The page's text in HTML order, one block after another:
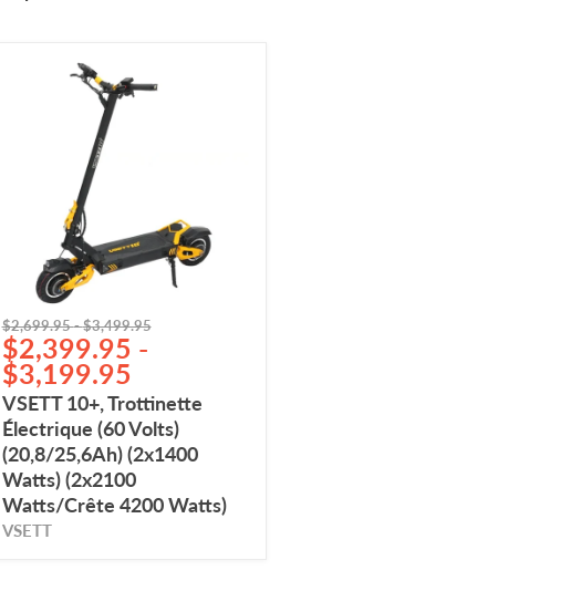
(20,8/25,6Ah)
(2x1400
(2x2100
Watts/Crête
4200
Watts)
Prix
d'origine
$2,699.95-Prix
d'origine
$3,499.95
$2,399.95 -
$3,199.95
VSETT 10+, Trottinette
Électrique (60 Volts)
(20,8/25,6Ah) (2x1400
Watts) (2x2100
Watts/Crête 4200 Watts)
VSETT